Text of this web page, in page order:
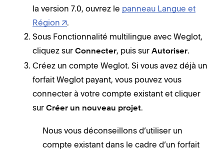
la version 7.0, ouvrez le panneau Langue et
Région
.
Sous Fonctionnalité multilingue avec Weglot,
cliquez sur Connecter, puis sur Autoriser.
Créez un compte Weglot. Si vous avez déjà un
forfait Weglot payant, vous pouvez vous
connecter à votre compte existant et cliquer
sur Créer un nouveau projet.
Nous vous déconseillons d’utiliser un
compte existant dans le cadre d’un forfait